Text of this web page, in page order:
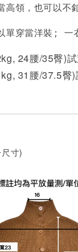
領，也可以不釦
穿當洋裝; 一
24腰/35臀)
31腰/37.5臀
寸)